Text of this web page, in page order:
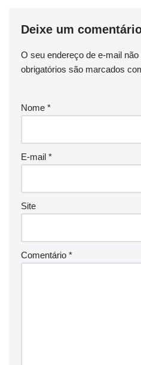
Deixe um
O seu endereço de e-mail
obrigatórios são marcados
Nome *
E-mail *
Site
Comentário *